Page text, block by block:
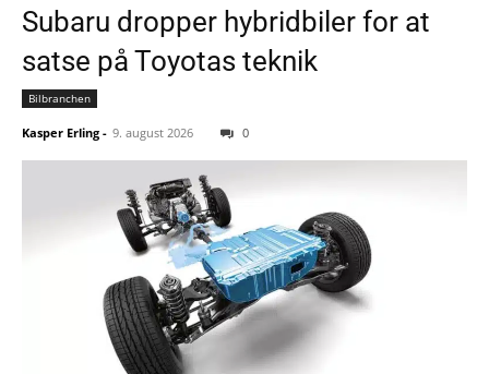
Subaru dropper hybridbiler for at
satse på Toyotas teknik
Bilbranchen
Kasper Erling - 9. august 2026 0